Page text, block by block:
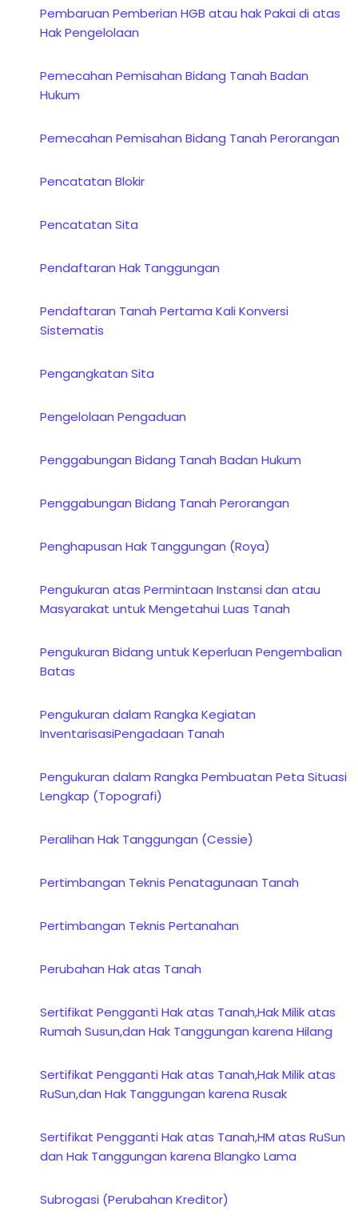
Pembaruan Pemberian HGB atau hak Pakai di atas
Hak Pengelolaan
Pemecahan Pemisahan Bidang Tanah Badan
Hukum
Pemecahan Pemisahan Bidang Tanah Perorangan
Pencatatan Blokir
Pencatatan Sita
Pendaftaran Hak Tanggungan
Pendaftaran Tanah Pertama Kali Konversi
Sistematis
Pengangkatan Sita
Pengelolaan Pengaduan
Penggabungan Bidang Tanah Badan Hukum
Penggabungan Bidang Tanah Perorangan
Penghapusan Hak Tanggungan (Roya)
Pengukuran atas Permintaan Instansi dan atau
Masyarakat untuk Mengetahui Luas Tanah
Pengukuran Bidang untuk Keperluan Pengembalian
Batas
Pengukuran dalam Rangka Kegiatan
InventarisasiPengadaan Tanah
Pengukuran dalam Rangka Pembuatan Peta Situasi
Lengkap (Topografi)
Peralihan Hak Tanggungan (Cessie)
Pertimbangan Teknis Penatagunaan Tanah
Pertimbangan Teknis Pertanahan
Perubahan Hak atas Tanah
Sertifikat Pengganti Hak atas Tanah,Hak Milik atas
Rumah Susun,dan Hak Tanggungan karena Hilang
Sertifikat Pengganti Hak atas Tanah,Hak Milik atas
RuSun,dan Hak Tanggungan karena Rusak
Sertifikat Pengganti Hak atas Tanah,HM atas RuSun
dan Hak Tanggungan karena Blangko Lama
Subrogasi (Perubahan Kreditor)